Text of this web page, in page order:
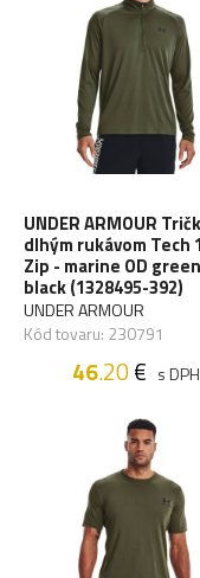
UNDER ARMOUR
dlhým rukávom Tech
Zip - marine OD
black (1328495-392)
UNDER ARMOUR
Kód tovaru: 230791
46.20€ s DPH